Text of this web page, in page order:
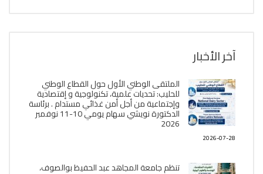
آخر الأخبار
الملتقى الوطني الأول حول القطاع الوطني
للحليب: تحديات علمية، تكنولوجية و إقتصادية
وإجتماعية من أجل أمن غذائي مستدام . برئاسة
الدكتورة نويشي سهام يومي 10-11 نوفمبر
2026
2026-07-28
تنظم جامعة المجاهد عبد الحفيظ بوالصوف،